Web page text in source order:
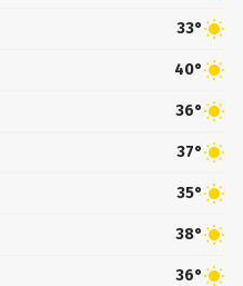
33°
40°
36°
37°
35°
38°
36°